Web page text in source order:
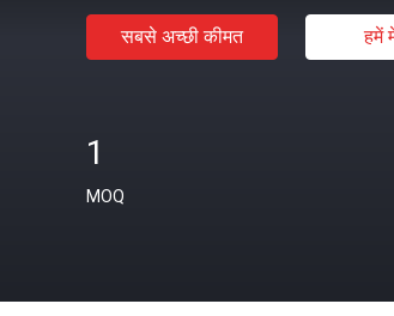
सबसे अच्छी कीमत हमें
1
MOQ